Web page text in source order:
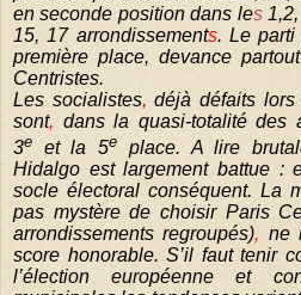
en seconde position dans les1,2,
15, 17 arrondissements. Le parti
première place, devance
Centristes.
Les socialistes, déjà défaits
sont, dans la quasi-totalité des
3e et la 5e place. A lire
Hidalgo est largement battue :
socle électoral conséquent. La
pas mystère de choisir Paris
arrondissements regroupés), ne
score honorable. S’il faut tenir
l’élection européenne et